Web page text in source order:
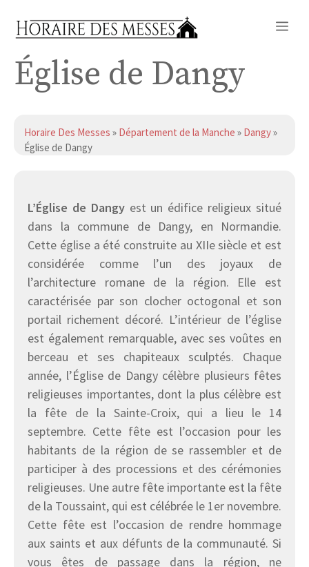
Église de Dangy
Horaire Des Messes » Département de la Manche » Dangy»
Église de Dangy
L’Église de Dangyest un édifice religieux situé
dans la commune de Dangy, en Normandie.
Cette église a été construite au XIIe siècle et est
considérée comme l’un des joyaux de
l’architecture romane de la région. Elle est
caractérisée par son clocher octogonal et son
portail richement décoré. L’intérieur de l’église
est également remarquable, avec ses voûtes en
berceau et ses chapiteaux sculptés. Chaque
année, l’Église de Dangy célèbre plusieurs fêtes
religieuses importantes, dont la plus célèbre est
la fête de la Sainte-Croix, qui a lieu le 14
septembre. Cette fête est l’occasion pour les
habitants de la région de se rassembler et de
participer à des processions et des cérémonies
religieuses. Une autre fête importante est la fête
de la Toussaint, qui est célébrée le 1er novembre.
Cette fête est l’occasion de rendre hommage
aux saints et aux défunts de la communauté. Si
vous êtes de passage dans la région, ne